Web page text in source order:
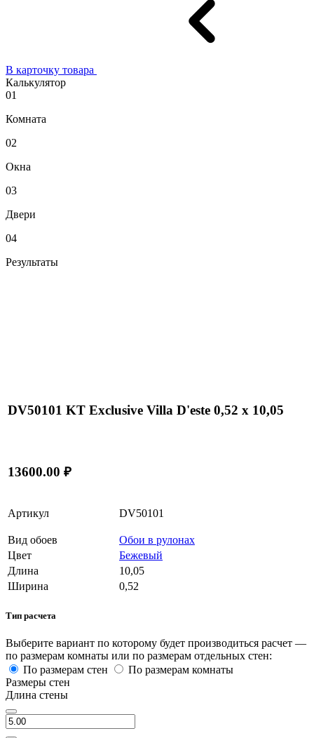
В карточку товара
Калькулятор
01
Комната
02
Окна
03
Двери
04
Результаты
DV50101 KT Exclusive Villa D'este 0,52 х 10,05
13600.00 ₽
Артикул DV50101
Вид обоев
Обои в рулонах
Цвет
Бежевый
Длина
10,05
Ширина
0,52
Тип расчета
Выберите вариант по которому будет производиться расчет —
по размерам комнаты или по размерам отдельных стен:
По размерам стен
По размерам комнаты
Размеры стен
Длина стены